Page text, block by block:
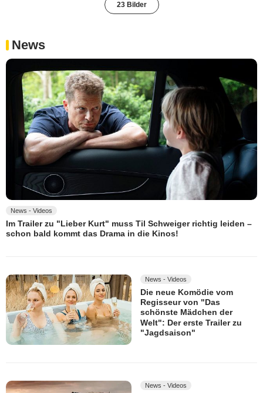
23 Bilder
News
News - Videos
Im Trailer zu "Lieber Kurt" muss Til Schweiger richtig leiden –
schon bald kommt das Drama in die Kinos!
News - Videos
Die neue Komödie vom
Regisseur von "Das
schönste Mädchen der
Welt": Der erste Trailer zu
"Jagdsaison"
News - Videos